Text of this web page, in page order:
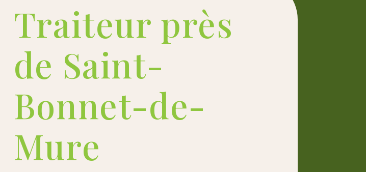
Traiteur près
de Saint-
Bonnet-de-
Mure